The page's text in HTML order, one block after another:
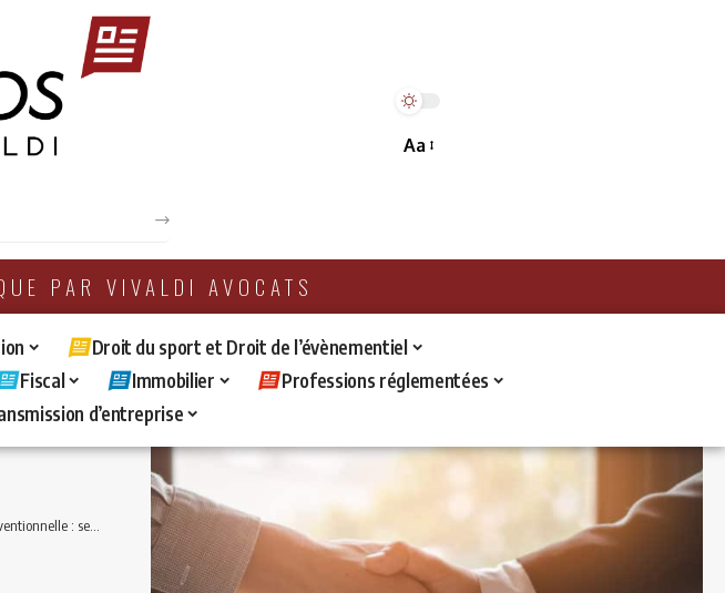
Aa
PAR VIVALDI AVOCATS
Droit du sport et Droit de l’évènementiel
Fiscal Immobilier
Professions réglementées
d’entreprise
légale de licenciement est due.